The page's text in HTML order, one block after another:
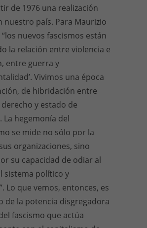
de 1976 una realización
nuestro país. Para Maurizio
“los nuevos fascismos están
la relación entre violencia e
entre guerra y
Vivimos una época
de hibridación entre
y estado de
La hegemonía del
se mide no sólo por la
organizaciones, sino
su capacidad de odiar al
sistema político y
Lo que vemos, entonces, es
de la potencia disgregadora
fascismo que actúa